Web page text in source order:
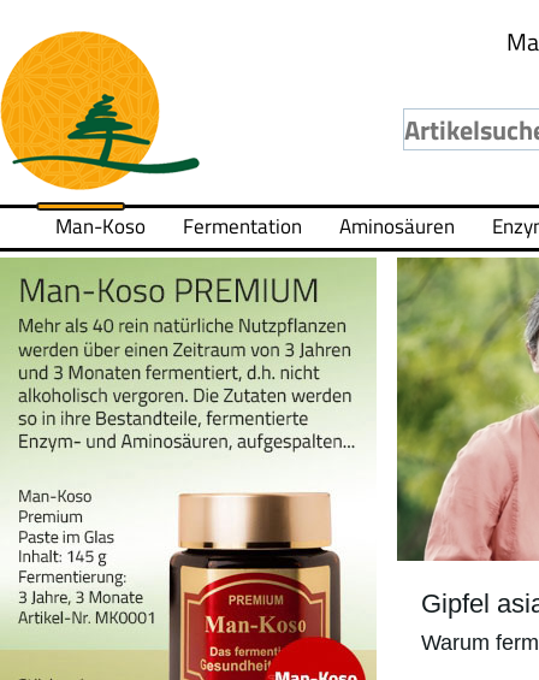
Man-Koso Fermentation Aminosäuren
Gipfel
Warum